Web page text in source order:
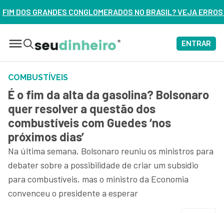
NO BRASIL? VEJA ERROS DE 3 DELES – ASSISTA AGORA
ENTRAR
COMBUSTÍVEIS
É o fim da alta da gasolina? Bolsonaro
quer resolver a questão dos
combustíveis com Guedes ‘nos
próximos dias’
Na última semana, Bolsonaro reuniu os ministros para
debater sobre a possibilidade de criar um subsídio
para combustíveis, mas o ministro da Economia
convenceu o presidente a esperar